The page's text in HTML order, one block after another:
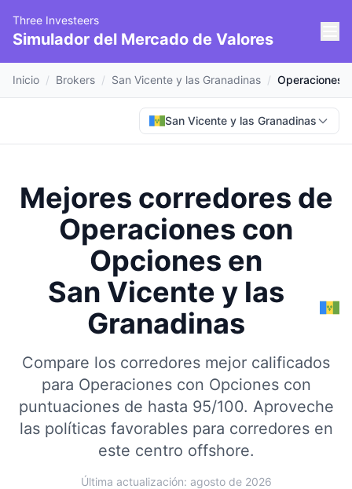
Three Investeers
Simulador del Mercado de Valores
Inicio / Brokers / San Vicente y las Granadinas / Operaciones
San Vicente y las Granadinas
Mejores corredores de
Operaciones con
Opciones en
San Vicente y las
Granadinas
Compare los corredores mejor calificados
para Operaciones con Opciones con
puntuaciones de hasta 95/100. Aproveche
las políticas favorables para corredores en
este centro offshore.
Última actualización: agosto de 2026